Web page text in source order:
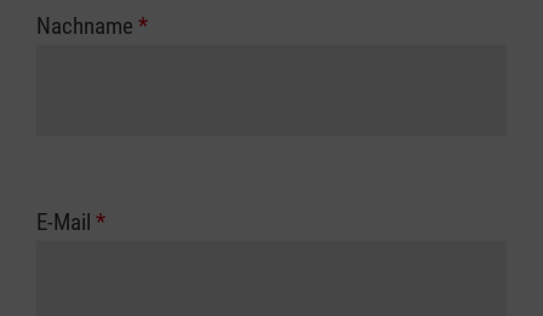
Nachname *
E-Mail *